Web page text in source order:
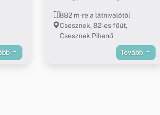
882 m-re a látnivalótól
Csesznek, 82-es főút,
Csesznek Pihenő
Tovább